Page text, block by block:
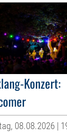
Konzert:
08.08.2026 |